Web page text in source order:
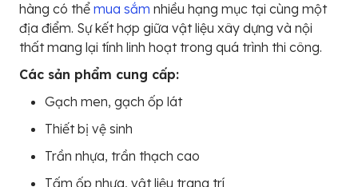
hàng có thể mua sắm nhiều hạng mục tại cùng một
địa điểm. Sự kết hợp giữa vật liệu xây dựng và nội
thất mang lại tính linh hoạt trong quá trình thi công.
Các sản phẩm cung cấp:
Gạch men, gạch ốp lát
Thiết bị vệ sinh
Trần nhựa, trần thạch cao
Tấm ốp nhựa, vật liệu trang trí